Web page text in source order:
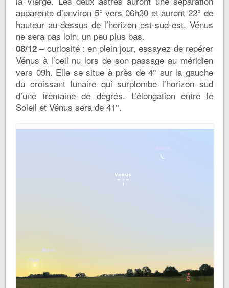
apparente d’environ 5° vers 06h30 et auront 22° de
hauteur au-dessus de l’horizon est-sud-est. Vénus
ne sera pas loin, un peu plus bas.
08/12 – curiosité : en plein jour, essayez de repérer
Vénus à l’oeil nu lors de son passage au méridien
vers 09h. Elle se situe à près de 4° sur la gauche
du croissant lunaire qui surplombe l’horizon sud
d’une trentaine de degrés. L’élongation entre le
Soleil et Vénus sera de 41°.